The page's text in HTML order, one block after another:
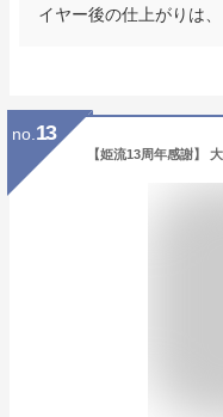
イヤー後の仕上がりは
no. 13